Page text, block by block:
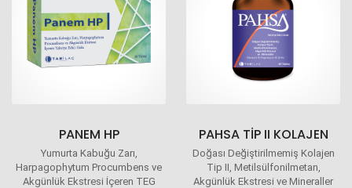
PANEM HP
Yumurta Kabuğu Zarı,
Harpagophytum Procumbens ve
Akgünlük Ekstresi İçeren TEG
PAHSA TIP II KOLAJEN
Doğası Değiştirilmemiş Kolajen
Tip II, Metilsülfonilmetan,
Akgünlük Ekstresi ve Mineraller